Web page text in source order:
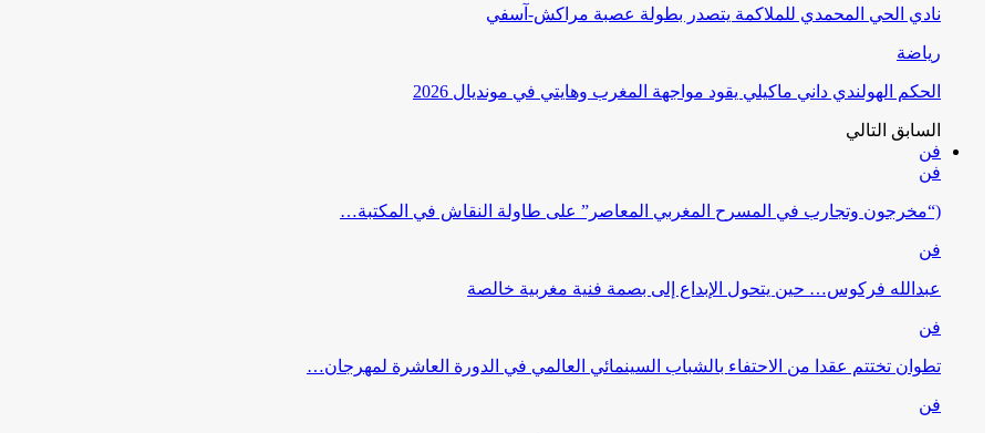
نادي الحي المحمدي للملاكمة يتصدر بطولة عصبة مراكش-آسفي
رياضة
الحكم الهولندي داني ماكيلي يقود مواجهة المغرب وهايتي في مونديال 2026
السابق التالي
فن
فن
(“مخرجون وتجارب في المسرح المغربي المعاصر” على طاولة النقاش في المكتبة…
فن
عبدالله فركوس… حين يتحول الإبداع إلى بصمة فنية مغربية خالصة
فن
تطوان تختتم عقدا من الاحتفاء بالشباب السينمائي العالمي في الدورة العاشرة لمهرجان…
فن